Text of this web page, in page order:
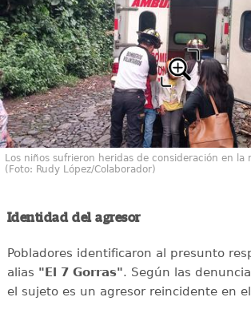
Los niños sufrieron heridas de consideración en la
(Foto: Rudy López/Colaborador)
Identidad del agresor
Pobladores identificaron al presunto
alias "El 7 Gorras". Según las
el sujeto es un agresor reincidente en